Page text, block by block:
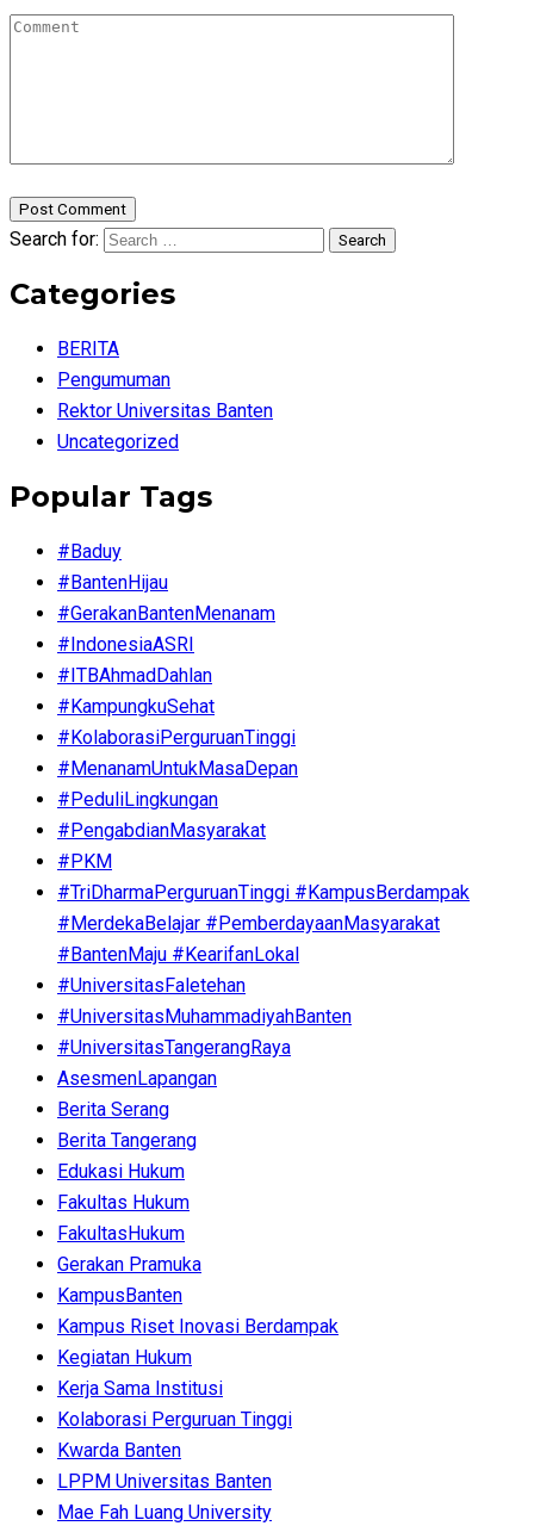
Post Comment
Search for: Search
Categories
BERITA
Pengumuman
Rektor Universitas Banten
Uncategorized
Popular Tags
#Baduy
#BantenHijau
#GerakanBantenMenanam
#IndonesiaASRI
#ITBAhmadDahlan
#KampungkuSehat
#KolaborasiPerguruanTinggi
#MenanamUntukMasaDepan
#PeduliLingkungan
#PengabdianMasyarakat
#PKM
#TriDharmaPerguruanTinggi #KampusBerdampak
#MerdekaBelajar #PemberdayaanMasyarakat
#BantenMaju #KearifanLokal
#UniversitasFaletehan
#UniversitasMuhammadiyahBanten
#UniversitasTangerangRaya
AsesmenLapangan
Berita Serang
Berita Tangerang
Edukasi Hukum
Fakultas Hukum
FakultasHukum
Gerakan Pramuka
KampusBanten
Kampus Riset Inovasi Berdampak
Kegiatan Hukum
Kerja Sama Institusi
Kolaborasi Perguruan Tinggi
Kwarda Banten
LPPM Universitas Banten
Mae Fah Luang University